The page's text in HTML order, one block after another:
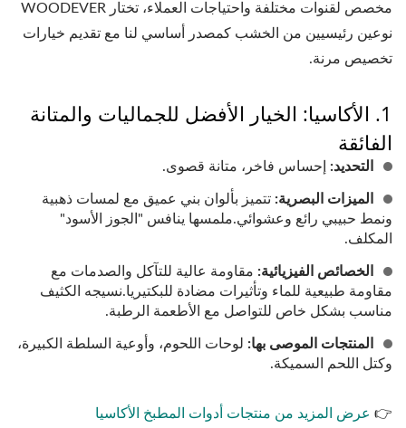
مخصص لقنوات مختلفة واحتياجات العملاء، تختار WOODEVER
نوعين رئيسيين من الخشب كمصدر أساسي لنا مع تقديم خيارات
تخصيص مرنة.
1. الأكاسيا: الخيار الأفضل للجماليات والمتانة
الفائقة
التحديد: إحساس فاخر، متانة قصوى.
الميزات البصرية: تتميز بألوان بني عميق مع لمسات ذهبية
ونمط حبيبي رائع وعشوائي.ملمسها ينافس "الجوز الأسود"
المكلف.
الخصائص الفيزيائية: مقاومة عالية للتآكل والصدمات مع
مقاومة طبيعية للماء وتأثيرات مضادة للبكتيريا.نسيجه الكثيف
مناسب بشكل خاص للتواصل مع الأطعمة الرطبة.
المنتجات الموصى بها: لوحات اللحوم، وأوعية السلطة الكبيرة،
وكتل اللحم السميكة.
👉 عرض المزيد من منتجات أدوات المطبخ الأكاسيا